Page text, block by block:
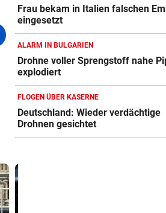
Frau bekam in Italien falschen
eingesetzt
ALARM IN BULGARIEN
Drohne voller Sprengstoff nahe
explodiert
FLOGEN ÜBER KASERNE
Deutschland: Wieder verdächtige
Drohnen gesichtet